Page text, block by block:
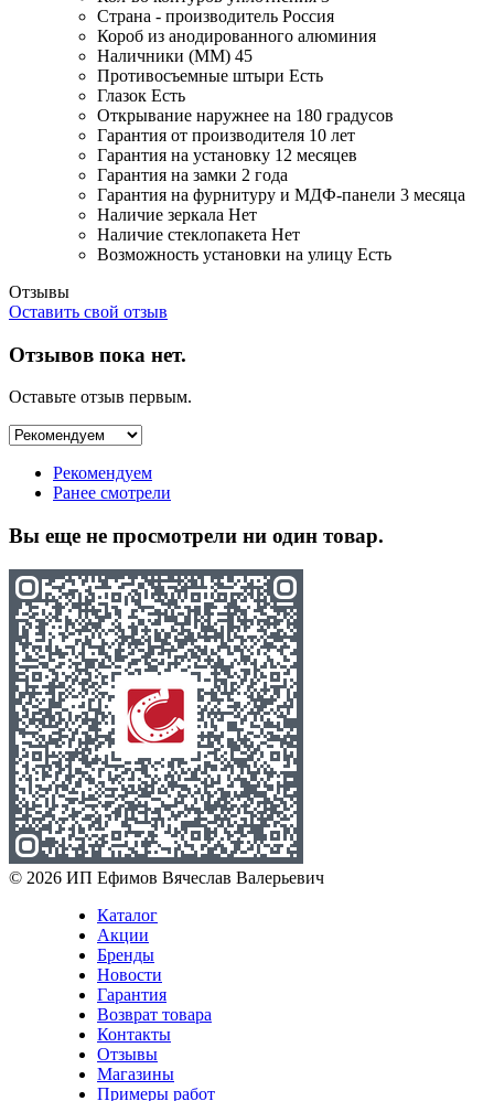
Страна - производитель Россия
Короб из анодированного алюминия
Наличники (ММ) 45
Противосъемные штыри Есть
Глазок Есть
Открывание наружнее на 180 градусов
Гарантия от производителя 10 лет
Гарантия на установку 12 месяцев
Гарантия на замки 2 года
Гарантия на фурнитуру и МДФ-панели 3 месяца
Наличие зеркала Нет
Наличие стеклопакета Нет
Возможность установки на улицу Есть
Отзывы
Оставить свой отзыв
Отзывов пока нет.
Оставьте отзыв первым.
Рекомендуем
Ранее смотрели
Вы еще не просмотрели ни один товар.
© 2026 ИП Ефимов Вячеслав Валерьевич
Каталог
Акции
Бренды
Новости
Гарантия
Возврат товара
Контакты
Отзывы
Магазины
Примеры работ